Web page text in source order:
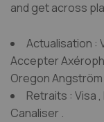
and get across
Actualisation :
Accepter
Oregon
Retraits : Visa
Canaliser .